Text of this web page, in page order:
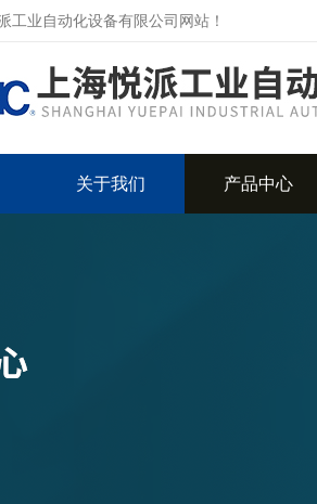
工业自动化设备有限公司网站！
关于我们 产品中心